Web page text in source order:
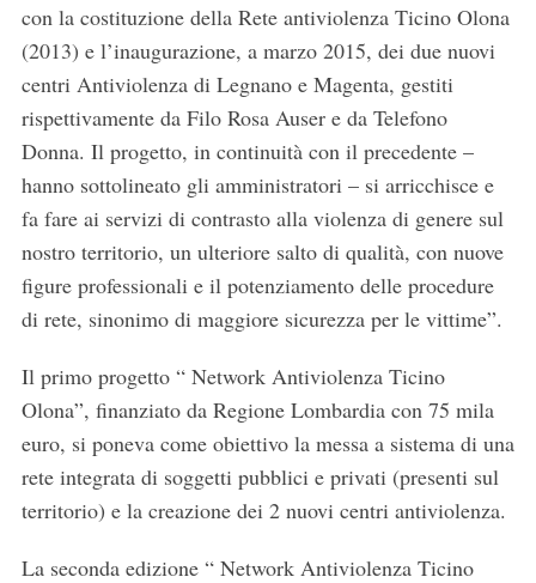
con la costituzione della Rete antiviolenza Ticino Olona
(2013) e l’inaugurazione, a marzo 2015, dei due nuovi
centri Antiviolenza di Legnano e Magenta, gestiti
rispettivamente da Filo Rosa Auser e da Telefono
Donna. Il progetto, in continuità con il precedente –
hanno sottolineato gli amministratori – si arricchisce e
fa fare ai servizi di contrasto alla violenza di genere sul
nostro territorio, un ulteriore salto di qualità, con nuove
figure professionali e il potenziamento delle procedure
di rete, sinonimo di maggiore sicurezza per le vittime”.
Il primo progetto “ Network Antiviolenza Ticino
Olona”, finanziato da Regione Lombardia con 75 mila
euro, si poneva come obiettivo la messa a sistema di una
rete integrata di soggetti pubblici e privati (presenti sul
territorio) e la creazione dei 2 nuovi centri antiviolenza.
La seconda edizione “ Network Antiviolenza Ticino